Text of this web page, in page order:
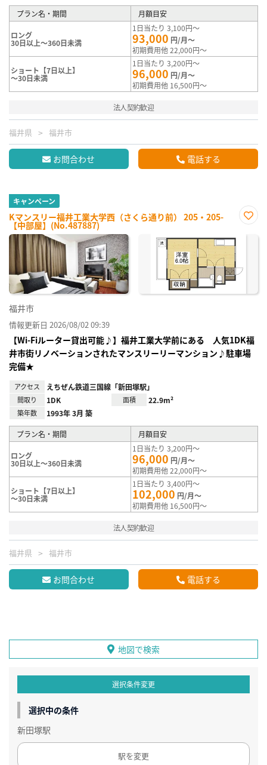
プラン名・期間 月額目安
ロング
30日以上～360日未満
1日当たり 3,100円～
93,000 円/月～
初期費用他 22,000円～
ショート【7日以上】
～30日未満
1日当たり 3,200円～
96,000 円/月～
初期費用他 16,500円～
法人契約歓迎
福井県 福井市
お問合わせ 電話する
キャンペーン
Kマンスリー福井工業大学西（さくら通り前） 205・205-
【中部屋】(No.487887)
に入
福井市
情報更新日 2026/08/02 09:39
【Wi-Fiルーター貸出可能♪】福井工業大学前にある 人気1DK福
井市街リノベーションされたマンスリーリーマンション♪駐車場
完備★
アクセス えちぜん鉄道三国線「新田塚駅」
間取り 1DK 面積 22.9m²
築年数 1993年 3月 築
プラン名・期間 月額目安
ロング
30日以上～360日未満
1日当たり 3,200円～
96,000 円/月～
初期費用他 22,000円～
ショート【7日以上】
～30日未満
1日当たり 3,400円～
102,000 円/月～
初期費用他 16,500円～
法人契約歓迎
福井県 福井市
お問合わせ 電話する
地図で検索
選択条件変更
選択中の条件
新田塚駅
駅を変更